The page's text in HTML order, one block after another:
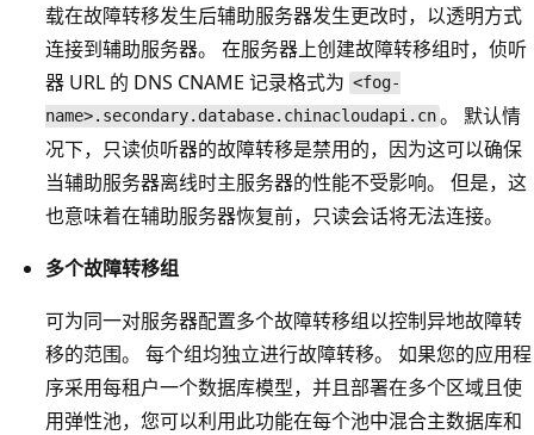
载在故障转移发生后辅助服务器发生更改时，以透明方式
连接到辅助服务器。 在服务器上创建故障转移组时，侦听
器 URL 的 DNS CNAME 记录格式为 <fog-
name>.secondary.database.chinacloudapi.cn。 默认情
况下，只读侦听器的故障转移是禁用的，因为这可以确保
当辅助服务器离线时主服务器的性能不受影响。 但是，这
也意味着在辅助服务器恢复前，只读会话将无法连接。
多个故障转移组
可为同一对服务器配置多个故障转移组以控制异地故障转
移的范围。 每个组均独立进行故障转移。 如果您的应用程
序采用每租户一个数据库模型，并且部署在多个区域且使
用弹性池，您可以利用此功能在每个池中混合主数据库和